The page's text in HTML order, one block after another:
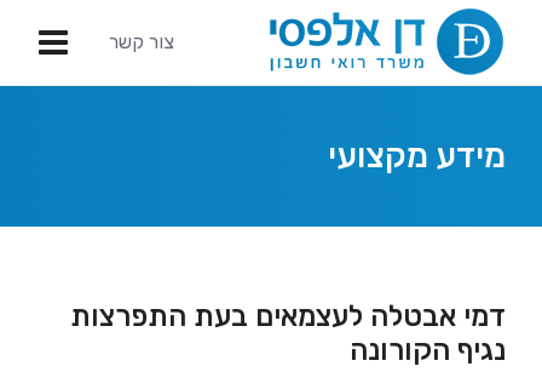
צור קשר
מידע מקצועי
דמי אבטלה לעצמאים בעת התפרצות
נגיף הקורונה